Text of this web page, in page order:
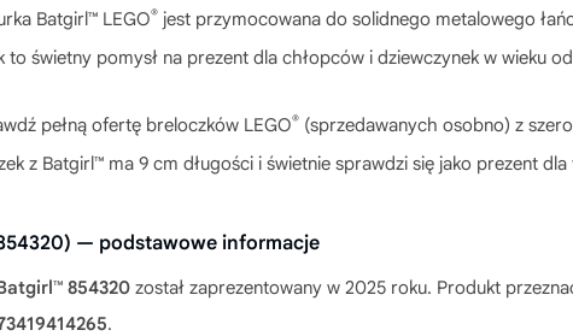
Batgirl™ LEGO® jest przymocowana do solidnego metalowego
świetny pomysł na prezent dla chłopców i dziewczynek w wieku
pełną ofertę breloczków LEGO® (sprzedawanych osobno) z
z Batgirl™ ma 9 cm długości i świetnie sprawdzi się jako prezent
— podstawowe informacje
854320 został zaprezentowany w 2025 roku. Produkt
.